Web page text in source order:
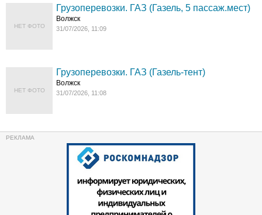
НЕТ ФОТО
Грузоперевозки. ГАЗ (Газель, 5 пассаж.мест)
Волжск
31/07/2026, 11:09
НЕТ ФОТО
Грузоперевозки. ГАЗ (Газель-тент)
Волжск
31/07/2026, 11:08